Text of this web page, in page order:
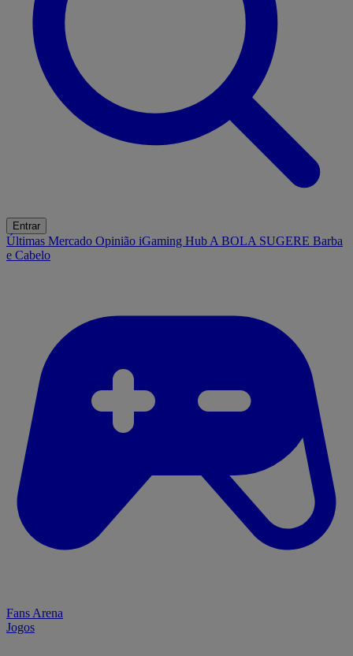
Entrar
Últimas Mercado Opinião iGaming Hub A BOLA SUGERE Barba
e Cabelo
Fans Arena
Jogos